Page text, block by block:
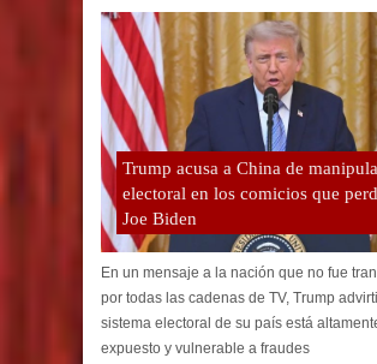
Trump acusa a China de
electoral en los comicios que
Joe Biden
En un mensaje a la nación que no fue
por todas las cadenas de TV, Trump
sistema electoral de su país está
expuesto y vulnerable a fraudes